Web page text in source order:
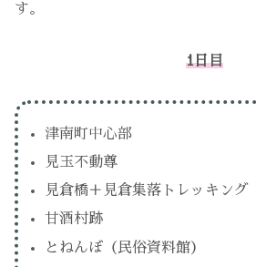
す。
1日目
津南町中心部
見玉不動尊
見倉橋＋見倉集落トレッキング
甘酒村跡
とねんぼ（民俗資料館）